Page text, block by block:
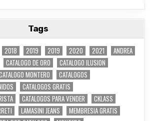
Tags
2018 2019 2019 2020 2021
ANDREA
CATALOGO DE ORO
CATALOGO ILUSION
MONTERO
CATALOGOS
CATALOGOS GRATIS
CATALOGOS PARA VENDER
CKLASS
LAMASINI JEANS
MEMBRESIA GRATIS